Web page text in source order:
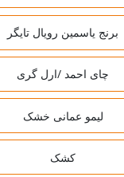
برنج یاسمین رویال تایگر
چای احمد /ارل گری
لیمو عمانی خشک
کشک